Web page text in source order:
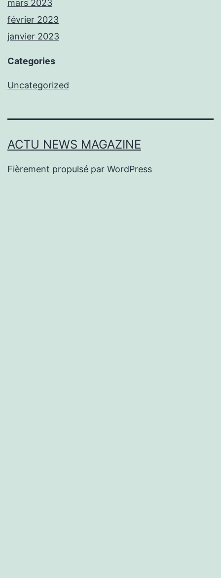
mars 2023
février 2023
janvier 2023
Categories
Uncategorized
ACTU NEWS MAGAZINE
Fièrement propulsé par WordPress